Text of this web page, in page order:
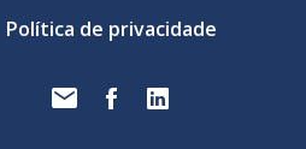
Política de privacidade